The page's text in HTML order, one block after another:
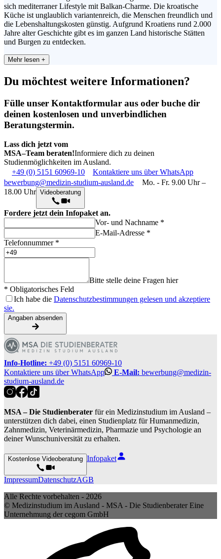
sich mediterraner Lifestyle mit Balkan-Charme. Die kroatische
Küche ist unglaublich variantenreich, die Menschen freundlich und
die Lebenshaltungskosten günstig. Aufgrund Kroatiens rund 2.000
Jahre alter Geschichte gibt es im ganzen Land historische Stätten
und Burgen zu entdecken.
Mehr lesen +
Du möchtest weitere Informationen?
Fülle unser Kontaktformular aus oder buche dir
deinen kostenlosen und unverbindlichen
Beratungstermin.
Lass dich jetzt vom
MSA–Team beraten!Informiere dich zu deinen
Studienmöglichkeiten im Ausland.
+49 (0) 5151 60969-10
Kontaktiere uns über WhatsApp
bewerbung@medizin-studium-ausland.de
Mo. - Fr. 9.00 Uhr –
18.00 Uhr Videoberatung
Fordere jetzt dein Infopaket an.
Vor- und Nachname *
E-Mail-Adresse *
Telefonnummer *
Bitte stelle deine Fragen hier
* Obligatorisches Feld
Ich habe die Datenschutzbestimmungen gelesen und akzeptiere
sie.
Angaben absenden
Info-Hotline: +49 (0) 5151 60969-10
Kontaktiere uns über WhatsApp
E-Mail: bewerbung@medizin-
studium-ausland.de
MSA – Die Studienberater für ein Medizinstudium im Ausland –
unterstützen dich dabei, einen Studienplatz für Humanmedizin,
Zahnmedizin, Veterinärmedizin, Pharmazie und Psychologie an
deiner Wunschuniversität zu erhalten.
Kostenlose Videoberatung Infopaket
ImpressumDatenschutzAGB
Alle Rechte vorbehalten - 2026
© Medizinstudium im Ausland - MSA - Die Studienberater Eine
Unternehmung der cegom GmbH